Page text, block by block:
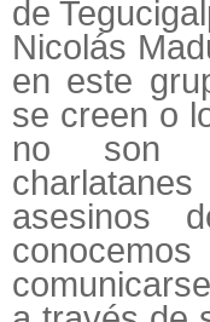
de
Nicolás
en este
se creen o
no son
asesinos